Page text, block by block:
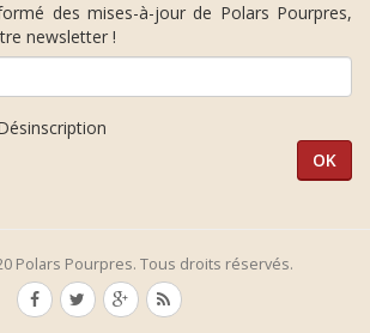
des mises-à-jour de Polars Pourpres,
newsletter !
Polars Pourpres. Tous droits réservés.